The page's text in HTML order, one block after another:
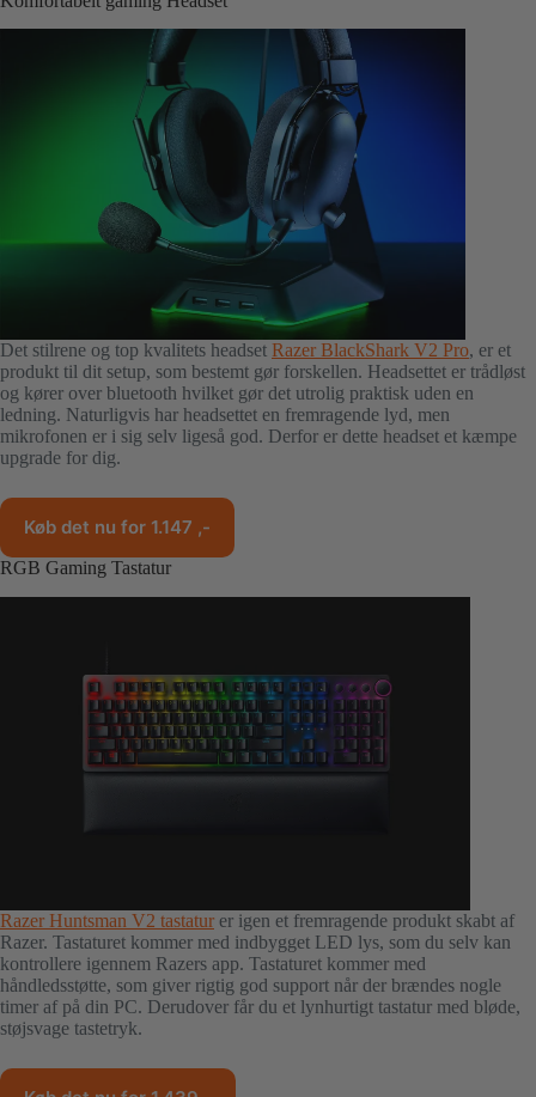
Det stilrene og top kvalitets headset Razer BlackShark V2 Pro, er et
produkt til dit setup, som bestemt gør forskellen. Headsettet er trådløst
og kører over bluetooth hvilket gør det utrolig praktisk uden en
ledning. Naturligvis har headsettet en fremragende lyd, men
mikrofonen er i sig selv ligeså god. Derfor er dette headset et kæmpe
upgrade for dig.
Køb det nu for 1.147 ,-
RGB Gaming Tastatur
Razer Huntsman V2 tastatur er igen et fremragende produkt skabt af
Razer. Tastaturet kommer med indbygget LED lys, som du selv kan
kontrollere igennem Razers app. Tastaturet kommer med
håndledsstøtte, som giver rigtig god support når der brændes nogle
timer af på din PC. Derudover får du et lynhurtigt tastatur med bløde,
støjsvage tastetryk.